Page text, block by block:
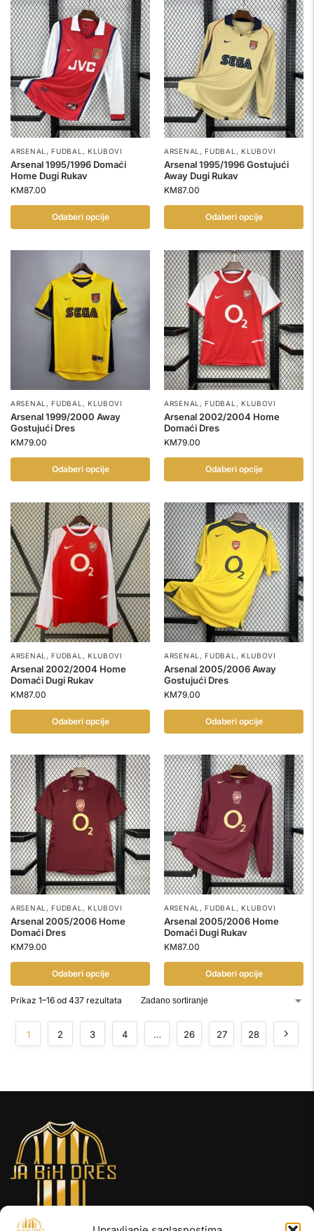
ARSENAL ,FUDBAL , KLUBOVI
Arsenal 1995/1996 Domaći
Home Dugi Rukav
KM87.00
Odaberi opcije
ARSENAL ,FUDBAL , KLUBOVI
Arsenal 1995/1996 Gostujući
Away Dugi Rukav
KM87.00
Odaberi opcije
ARSENAL ,FUDBAL , KLUBOVI
Arsenal 1999/2000 Away
Gostujući Dres
KM79.00
Odaberi opcije
ARSENAL ,FUDBAL , KLUBOVI
Arsenal 2002/2004 Home
Domaći Dres
KM79.00
Odaberi opcije
ARSENAL ,FUDBAL , KLUBOVI
Arsenal 2002/2004 Home
Domaći Dugi Rukav
KM87.00
Odaberi opcije
ARSENAL ,FUDBAL , KLUBOVI
Arsenal 2005/2006 Away
Gostujući Dres
KM79.00
Odaberi opcije
ARSENAL ,FUDBAL , KLUBOVI
Arsenal 2005/2006 Home
Domaći Dres
KM79.00
Odaberi opcije
ARSENAL ,FUDBAL , KLUBOVI
Arsenal 2005/2006 Home
Domaći Dugi Rukav
KM87.00
Odaberi opcije
Prikaz 1–16 od 437 rezultata
1 2 3 4 … 26 27 28